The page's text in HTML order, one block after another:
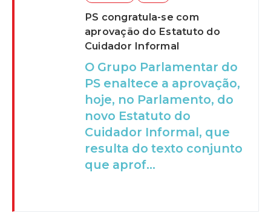
PS congratula-se com
aprovação do Estatuto do
Cuidador Informal
O Grupo Parlamentar do
PS enaltece a aprovação,
hoje, no Parlamento, do
novo Estatuto do
Cuidador Informal, que
resulta do texto conjunto
que aprof...